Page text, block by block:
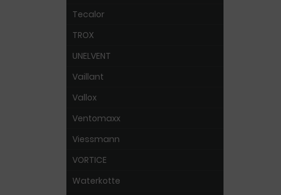
Tecalor
TROX
UNELVENT
Vaillant
Vallox
Ventomaxx
Viessmann
VORTICE
Waterkotte